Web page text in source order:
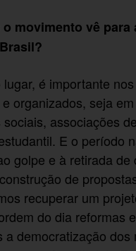
o movimento vê para
lugar, é importante
organizados, seja
associações
E o período
golpe e à retirada de
de
recuperar um
do dia reformas
a democratização dos